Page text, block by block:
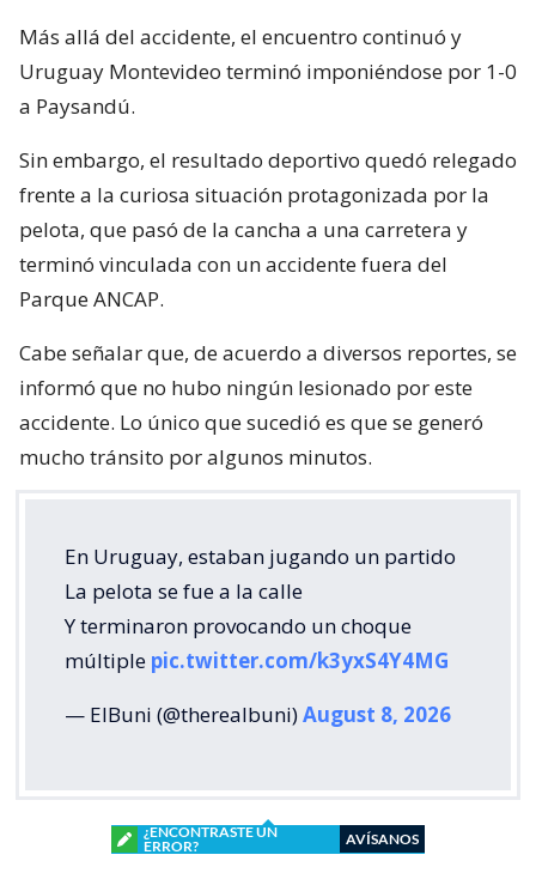
Más allá del accidente, el encuentro continuó y
Uruguay Montevideo terminó imponiéndose por 1-0
a Paysandú.
Sin embargo, el resultado deportivo quedó relegado
frente a la curiosa situación protagonizada por la
pelota, que pasó de la cancha a una carretera y
terminó vinculada con un accidente fuera del
Parque ANCAP.
Cabe señalar que, de acuerdo a diversos reportes, se
informó que no hubo ningún lesionado por este
accidente. Lo único que sucedió es que se generó
mucho tránsito por algunos minutos.
En Uruguay, estaban jugando un partido
La pelota se fue a la calle
Y terminaron provocando un choque
múltiple pic.twitter.com/k3yxS4Y4MG
— ElBuni (@therealbuni)August 8, 2026
¿ENCONTRASTE UN
ERROR?
AVÍSANOS